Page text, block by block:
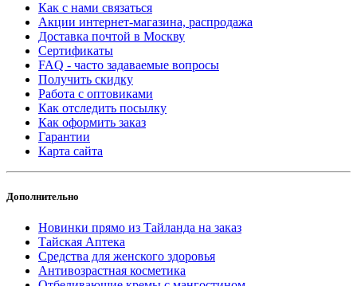
Как с нами связаться
Акции интернет-магазина, распродажа
Доставка почтой в Москву
Сертификаты
FAQ - часто задаваемые вопросы
Получить скидку
Работа с оптовиками
Как отследить посылку
Как оформить заказ
Гарантии
Карта сайта
Дополнительно
Новинки прямо из Тайланда на заказ
Тайская Аптека
Средства для женского здоровья
Антивозрастная косметика